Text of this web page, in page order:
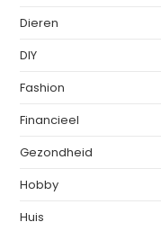
Dieren
DIY
Fashion
Financieel
Gezondheid
Hobby
Huis